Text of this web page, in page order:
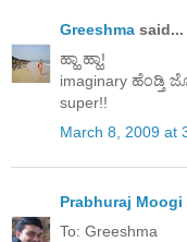
Greeshma said...
ಹ್ಹಾ ಹ್ಹಾ!
imaginary ಹೆಂಡ್ತಿ
super!!
March 8, 2009 at
Prabhuraj Moogi
To: Greeshma